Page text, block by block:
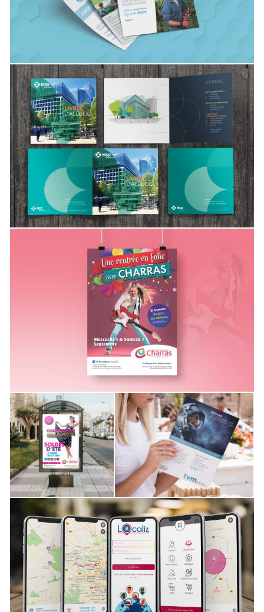
CRÉATION & EDITION,SERVICE ET INDUSTRIES
MSD France
Livret d’accueil
CRÉATION & EDITION ,SANTÉ
Centre commercial Charras
Affiche spéciale « rentrée »
CRÉATION & EDITION,HÔTELLERIE ET LOISIRS
SERVICE ET INDUSTRIES
Centre
commercial
Charras
Affiche Soldes
CRÉATION &
EDITION,
HÔTELLERIE ET
LOISIRS, SERVICE
ET INDUSTRIES
TVM
Annonce presse
CRÉATION & EDITION,
SANTÉ
Localiz
Conception Application Mobile
DIGITAL,SERVICE ET INDUSTRIES, STRATÉGIE
OPÉRATIONNELLE